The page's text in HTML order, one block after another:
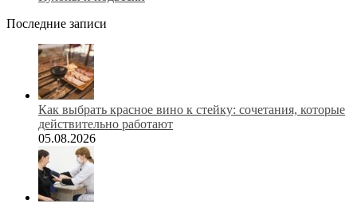
Последние записи
Как выбрать красное вино к стейку: сочетания, которые
действительно работают
05.08.2026